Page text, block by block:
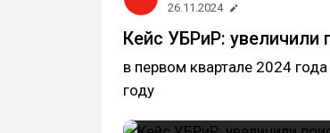
26.11.2024
Кейс УБРиР: увеличили
в первом квартале 2024
году